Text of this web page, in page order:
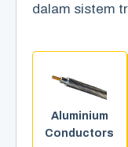
dalam sistem
Aluminium
Conductors